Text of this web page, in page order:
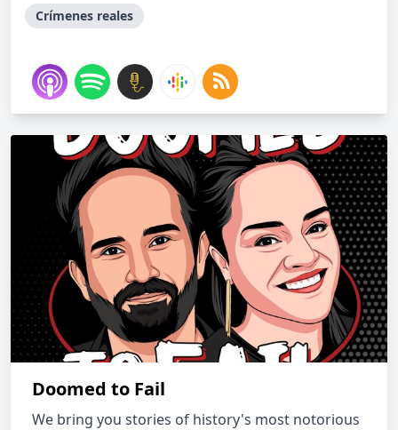
Crímenes reales
Doomed to Fail
We bring you stories of history's most notorious